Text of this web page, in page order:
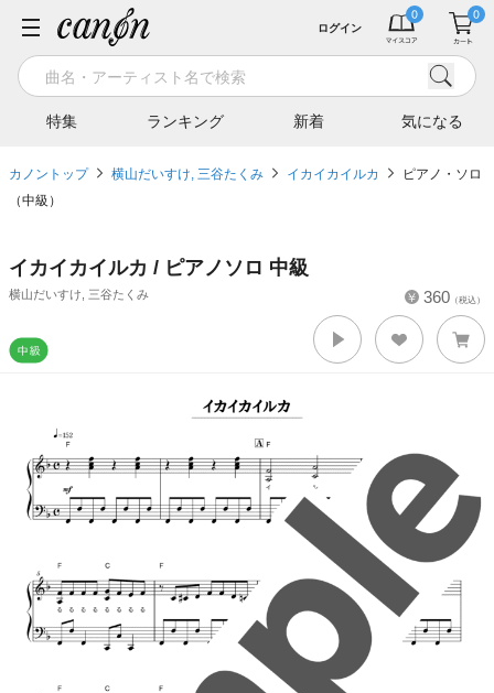
特集 ランキング 新着 気になる
ログイン
カノントップ 横山だいすけ, 三谷たくみ イカイカイルカ
ピアノ・ソロ
（中級）
イカイカイルカ / ピアノソロ 中級
横山だいすけ, 三谷たくみ 360 （税込）